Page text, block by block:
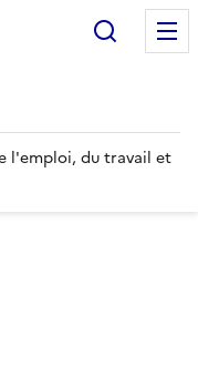
l'emploi, du travail et